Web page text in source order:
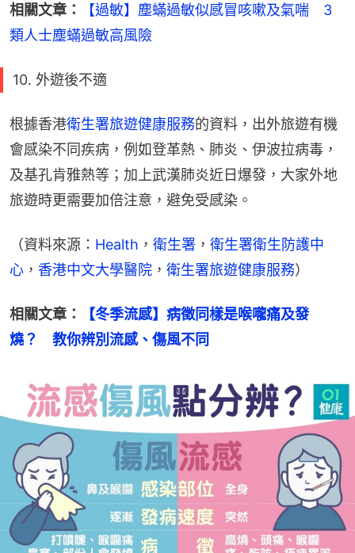
相關文章：
【過敏】塵蟎過敏似感冒咳嗽及氣喘　3
類人士塵蟎過敏高風險
10. 外遊後不適
根據香港衛生署旅遊健康服務的資料，出外旅遊有機
會感染不同疾病，例如登革熱、肺炎、伊波拉病毒，
及基孔肯雅熱等；加上武漢肺炎近日爆發，大家外地
旅遊時更需要加倍注意，避免受感染。
（資料來源： Health ， 衛生署 ， 衛生署衛生防護中
心 ， 香港中文大學醫院 ， 衛生署旅遊健康服務）
相關文章：
【冬季流感】病徵同樣是喉嚨痛及發
燒？　教你辨別流感、傷風不同